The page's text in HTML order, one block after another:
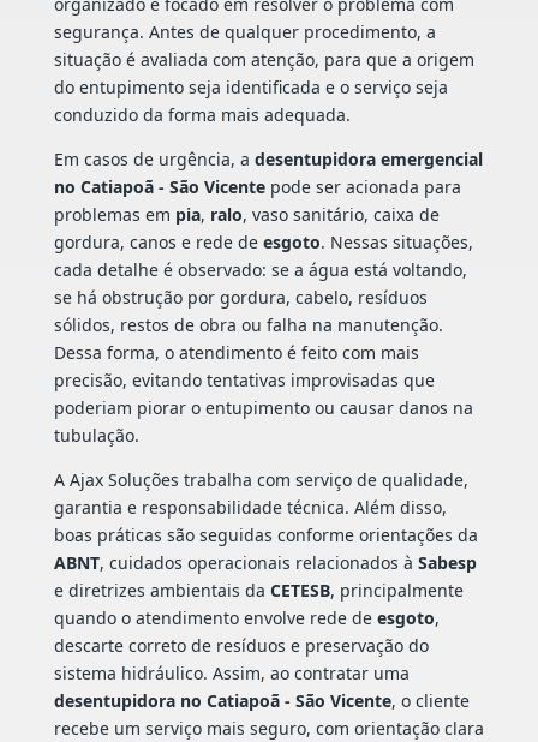
segurança. Antes de qualquer procedimento, a
situação é avaliada com atenção, para que a origem
do entupimento seja identificada e o serviço seja
conduzido da forma mais adequada.
Em casos de urgência, a desentupidora emergencial
no Catiapoã - São Vicentepode ser acionada para
problemas em pia, ralo, vaso sanitário, caixa de
gordura, canos e rede de esgoto. Nessas situações,
cada detalhe é observado: se a água está voltando,
se há obstrução por gordura, cabelo, resíduos
sólidos, restos de obra ou falha na manutenção.
Dessa forma, o atendimento é feito com mais
precisão, evitando tentativas improvisadas que
poderiam piorar o entupimento ou causar danos na
tubulação.
A Ajax Soluções trabalha com serviço de qualidade,
garantia e responsabilidade técnica. Além disso,
boas práticas são seguidas conforme orientações da
ABNT, cuidados operacionais relacionados à Sabesp
e diretrizes ambientais da CETESB, principalmente
quando o atendimento envolve rede de esgoto,
descarte correto de resíduos e preservação do
sistema hidráulico. Assim, ao contratar uma
desentupidora no Catiapoã - São Vicente, o cliente
recebe um serviço mais seguro, com orientação clara